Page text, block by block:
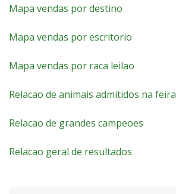
Mapa vendas por destino
Mapa vendas por escritorio
Mapa vendas por raca leilao
Relacao de animais admitidos na feira
Relacao de grandes campeoes
Relacao geral de resultados